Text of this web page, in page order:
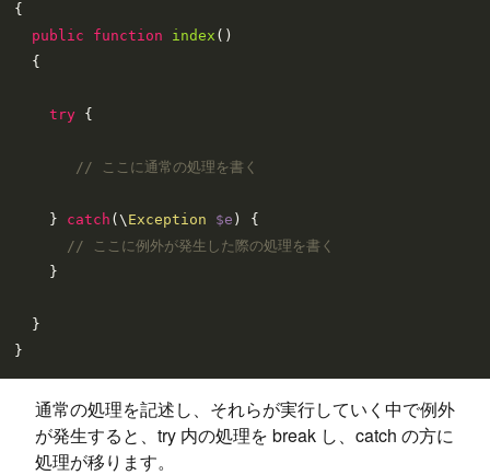
{
public
function index ( )
{
try {
// ここに通常の処理を書く
    }
catch (\ Exception $e ) {
// ここに例外が発生した際の処理を書く
    }
  }
通常の処理を記述し、それらが実行していく中で例外
が発生すると、try 内の処理を break し、catch の方に
処理が移ります。